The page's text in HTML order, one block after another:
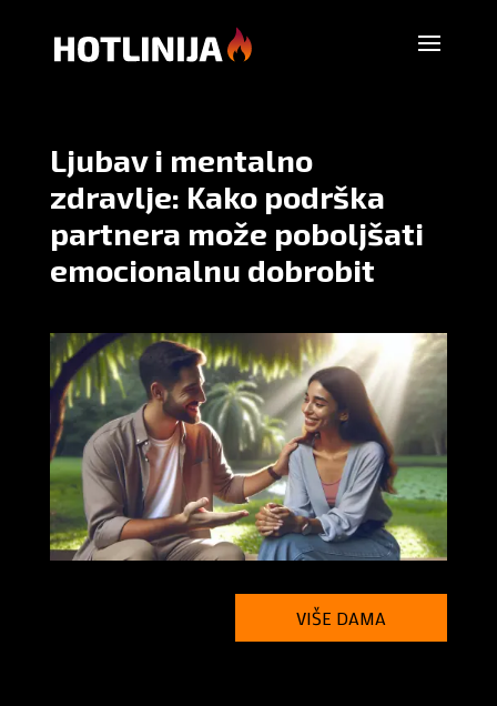
Ljubav i mentalno
zdravlje: Kako podrška
partnera može poboljšati
emocionalnu dobrobit
VIŠE DAMA